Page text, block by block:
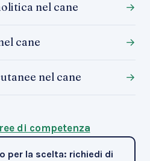
nel cane →
cane →
nel cane →
di competenza
per la scelta: richiedi di